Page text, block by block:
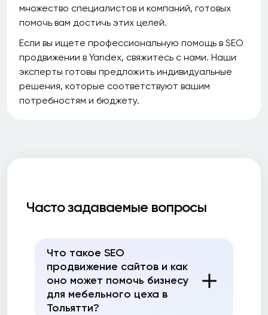
множество специалистов и компаний, готовых
помочь вам достичь этих целей.
Если вы ищете профессиональную помощь в SEO
продвижении в Yandex, свяжитесь с нами. Наши
эксперты готовы предложить индивидуальные
решения, которые соответствуют вашим
потребностям и бюджету.
Часто задаваемые вопросы
Что такое SEO
продвижение сайтов и как
оно может помочь бизнесу
для мебельного цеха в
Тольятти?